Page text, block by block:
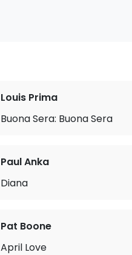
Louis Prima
Buona Sera: Buona Sera
Paul Anka
Diana
Pat Boone
April Love